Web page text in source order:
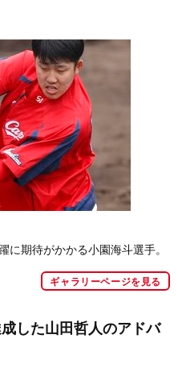
に期待がかかる小園海斗選手。
ギャラリーページを見る
した山田哲人のアドバ